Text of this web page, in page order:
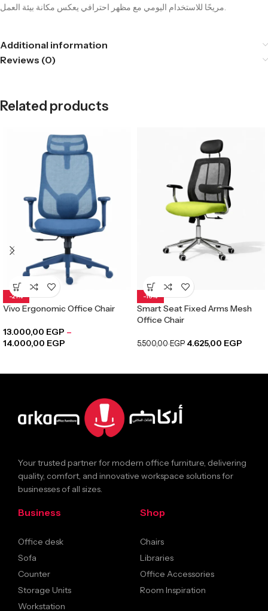
مريحًا للاستخدام اليومي مع مظهر احترافي يعكس مكانة بيئة العمل.
Additional information
Reviews (0)
Related products
-21%
Vivo Ergonomic Office Chair
13.000,00 EGP –
14.000,00 EGP
-16%
Smart Seat Fixed Arms Mesh
Office Chair
5.500,00EGP 4.625,00 EGP
Your trusted partner for modern office furniture, delivering
quality, comfort, and innovative workspace solutions for
businesses of all sizes.
Business
Office desk
Sofa
Counter
Storage Units
Workstation
Shop
Chairs
Libraries
Office Accessories
Room Inspiration